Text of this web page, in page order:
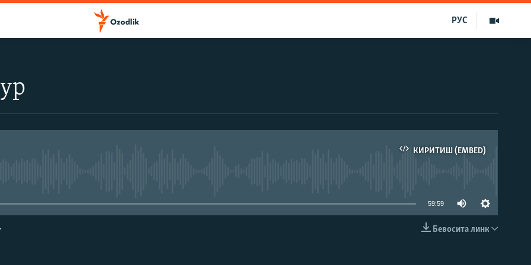
РУС
КИРИТИШ (EMBED)
59:59
Бевосита линк